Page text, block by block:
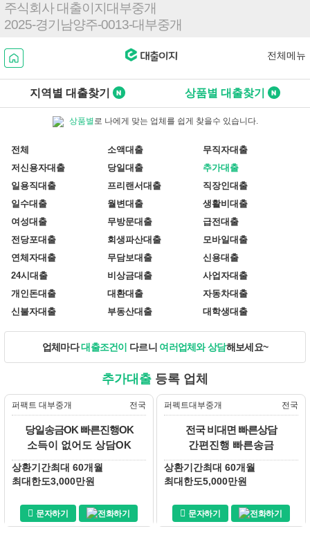
주식회사 대출이지대부중개
2025-경기남양주-0013-대부중개
전체메뉴
지역별 대출찾기 상품별 대출찾기
상품별 로 나에게 맞는 업체를 쉽게 찾을수 있습니다.
전체 소액대출
무직자대출
저신용자대출
당일대출
추가대출
일용직대출
프리랜서대출
직장인대출
일수대출
월변대출
생활비대출
여성대출
무방문대출
급전대출
전당포대출
회생파산대출
모바일대출
연체자대출
무담보대출
신용대출
24시대출
비상금대출
사업자대출
개인돈대출
대환대출
자동차대출
신불자대출
부동산대출 대학생대출
업체마다대출조건이 다르니 여러업체와 상담해보세요~
추가대출 등록 업체
퍼팩트 대부중개 전국
당일송금OK 빠른진행OK
소득이 없어도 상담OK
상환기간최대 60개월
최대한도3,000만원
문자하기 전화하기
퍼펙트대부중개 전국
전국 비대면 빠른상담
간편진행 빠른송금
상환기간최대 60개월
최대한도5,000만원
문자하기 전화하기